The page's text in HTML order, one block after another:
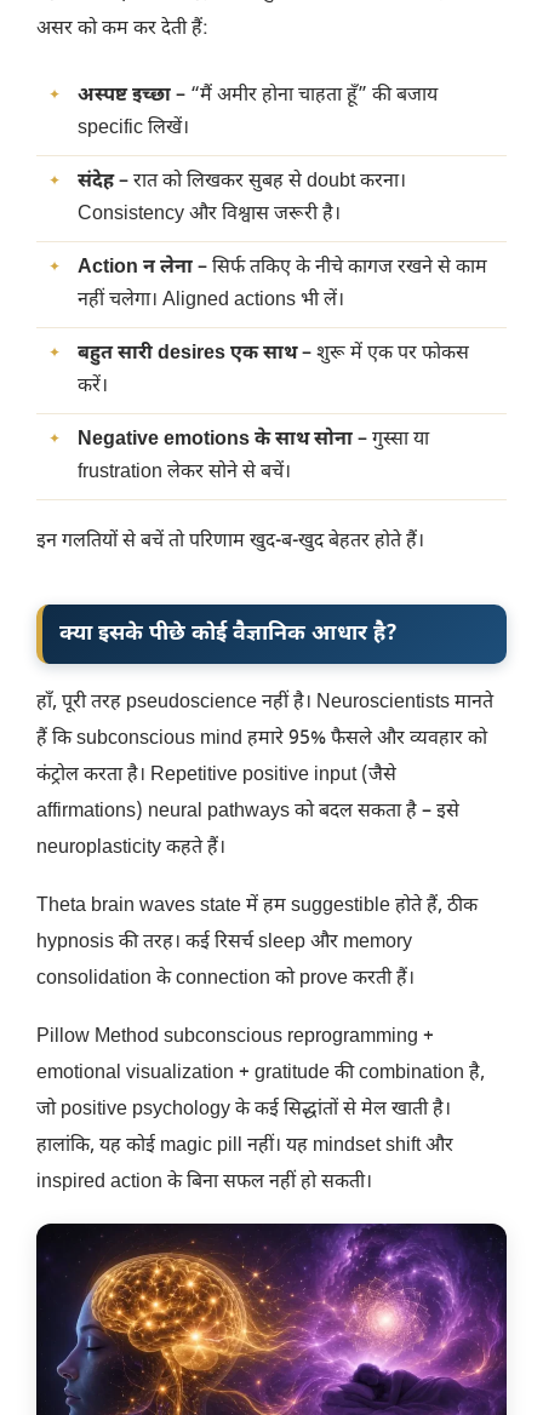
असर को कम कर देती हैं:
अस्पष्ट इच्छा– “मैं अमीर होना चाहता हूँ” की बजाय
specific लिखें।
संदेह– रात को लिखकर सुबह से doubt करना।
Consistency और विश्वास जरूरी है।
Action न लेना– सिर्फ तकिए के नीचे कागज रखने से काम
नहीं चलेगा। Aligned actions भी लें।
बहुत सारी desires एक साथ– शुरू में एक पर फोकस
करें।
Negative emotions के साथ सोना– गुस्सा या
frustration लेकर सोने से बचें।
इन गलतियों से बचें तो परिणाम खुद-ब-खुद बेहतर होते हैं।
क्या इसके पीछे कोई वैज्ञानिक आधार है?
हाँ, पूरी तरह pseudoscience नहीं है। Neuroscientists मानते
हैं कि subconscious mind हमारे 95% फैसले और व्यवहार को
कंट्रोल करता है। Repetitive positive input (जैसे
affirmations) neural pathways को बदल सकता है – इसे
neuroplasticity कहते हैं।
Theta brain waves state में हम suggestible होते हैं, ठीक
hypnosis की तरह। कई रिसर्च sleep और memory
consolidation के connection को prove करती हैं।
Pillow Method subconscious reprogramming +
emotional visualization + gratitude की combination है,
जो positive psychology के कई सिद्धांतों से मेल खाती है।
हालांकि, यह कोई magic pill नहीं। यह mindset shift और
inspired action के बिना सफल नहीं हो सकती।